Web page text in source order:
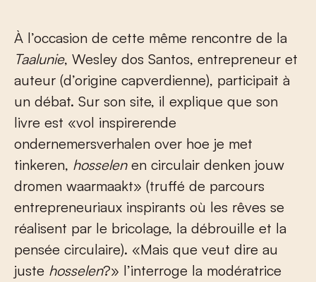
À l’occasion de cette même rencontre de la
Taalunie, Wesley dos Santos, entrepreneur et
auteur (d’origine capverdienne), participait à
un débat. Sur son site, il explique que son
livre est «vol inspirerende
ondernemersverhalen over hoe je met
tinkeren, hosselenen circulair denken jouw
dromen waarmaakt» (truffé de parcours
entrepreneuriaux inspirants où les rêves se
réalisent par le bricolage, la débrouille et la
pensée circulaire). «Mais que veut dire au
juste hosselen?» l’interroge la modératrice